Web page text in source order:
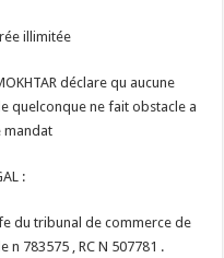
illimitée
déclare qu aucune
quelconque ne fait obstacle a
mandat
:
du tribunal de commerce de
n 783575 , RC N 507781 .